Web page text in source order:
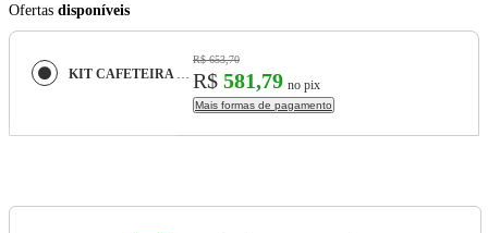
Ofertas disponíveis
KIT CAFETEIRA NESCAFÉ DOLCE GUSTO MINI ME PRETA + 30 CÁPSULAS
R$ 653,70
R$ 581,79 no pix
Mais formas de pagamento